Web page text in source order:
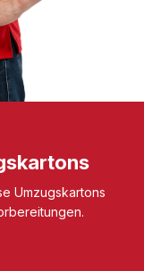
Umzugskartons